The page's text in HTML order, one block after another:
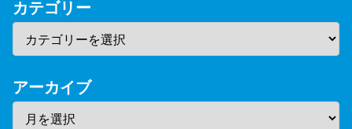
カテゴリー
アーカイブ